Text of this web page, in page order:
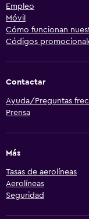
Empleo
Móvil
Cómo funcionan
Códigos
Contactar
Ayuda/Preguntas
Prensa
Más
Tasas de aerolíneas
Aerolíneas
Seguridad